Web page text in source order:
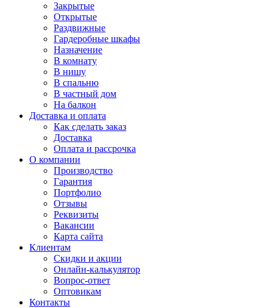
Закрытые
Открытые
Раздвижные
Гардеробные шкафы
Назначение
В комнату
В нишу
В спальню
В частный дом
На балкон
Доставка и оплата
Как сделать заказ
Доставка
Оплата и рассрочка
О компании
Производство
Гарантия
Портфолио
Отзывы
Реквизиты
Вакансии
Карта сайта
Клиентам
Скидки и акции
Онлайн-калькулятор
Вопрос-ответ
Оптовикам
Контакты